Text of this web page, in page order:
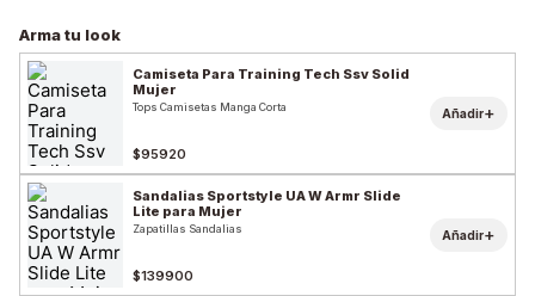
Arma tu look
Camiseta Para Training Tech Ssv Solid
Mujer
Tops Camisetas Manga Corta
$95920
Añadir+
Sandalias Sportstyle UA W Armr Slide
Lite para Mujer
Zapatillas Sandalias
$139900
Añadir+